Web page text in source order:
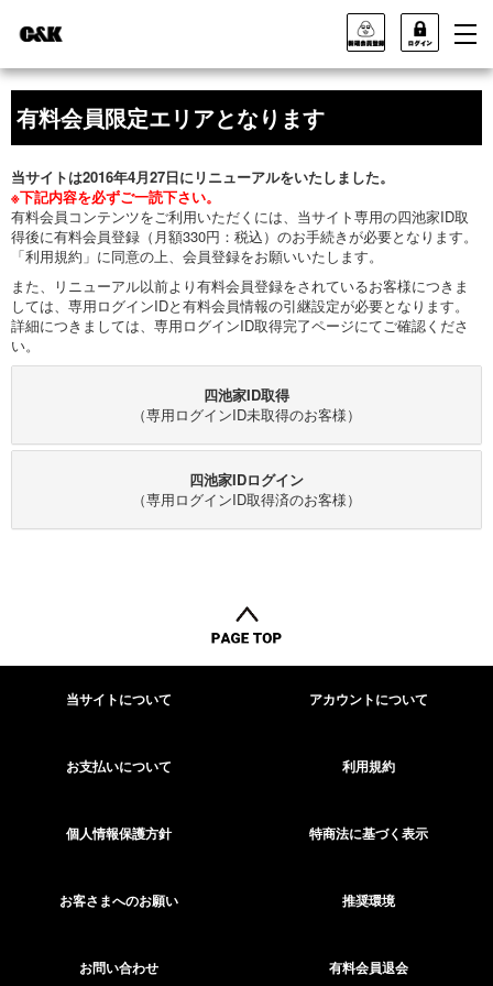
有料会員限定エリアとなります
当サイトは2016年4月27日にリニューアルをいたしました。
※下記内容を必ずご一読下さい。
有料会員コンテンツをご利用いただくには、当サイト専用の四池家ID取
得後に有料会員登録（月額330円：税込）のお手続きが必要となります。
「利用規約」に同意の上、会員登録をお願いいたします。
また、リニューアル以前より有料会員登録をされているお客様につきま
しては、専用ログインIDと有料会員情報の引継設定が必要となります。
詳細につきましては、専用ログインID取得完了ページにてご確認くださ
い。
四池家ID取得
（専用ログインID未取得のお客様）
四池家IDログイン
（専用ログインID取得済のお客様）
当サイトについて アカウントについて
お支払いについて 利用規約
個人情報保護方針 特商法に基づく表示
お客さまへのお願い 推奨環境
お問い合わせ 有料会員退会